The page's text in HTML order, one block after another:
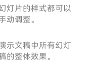
灯片的样式都可以
动调整。
示文稿中所有幻灯
的整体效果。